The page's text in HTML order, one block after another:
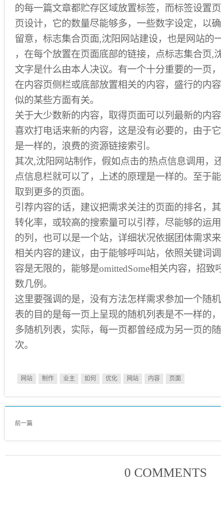
的每一篇文章都贮存区域放置标签，而标签设置
页设计，它的数量尽能够多，一些数字设定，以
留意，标志集合页面,沈阳网站建设，也是网站的
，在每个放置在页面底部的链接，点标志集合页,
文字是什么由本人决议。有一个十分重要的一页
在内容页侧栏或底部放置相关的内容，盛行的内
似的某些方面有关。
关于大少数新的内容，取得页面可以列最新的内
喜欢打电话来新的内容，这是没有必要的，由于
是一样的，浪费的资源链接索引。
其次,沈阳网站制作，假如点击的热点信息调用，
点信息栏就可以了，上述的原理是一样的。至于
取到更多的页面。
引荐内容的话，建议把需求关注的页面的排名，
转化率，或较高的搜索量可以引荐，尽能够的运
的列，也可以是一个站，详细状况依据团体需求
相关内容的建议，由于能够呼叫站，依照关键词
容是无限的，能够是omittedSome相关内容，招致
数几例。
这里要强调的是，没有方法怎样需求参加一个随
表的目的是每一页上呈现的随机列表是不一样的
多随机列表，实际，每一页都曾经成为另一页的
次。
网站 制作 业主 如何 优化 网站 内容 页面
前一篇
0 COMMENTS